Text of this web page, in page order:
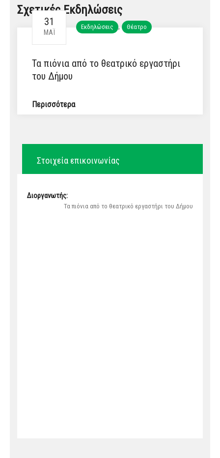
Σχετικές Εκδηλώσεις
31
ΜΆΙ
Εκδηλώσεις , Θέατρο
Τα πιόνια από το θεατρικό εργαστήρι
του Δήμου
Περισσότερα
Στοιχεία επικοινωνίας
Διοργανωτής:
Τα πιόνια από το θεατρικό εργαστήρι του Δήμου